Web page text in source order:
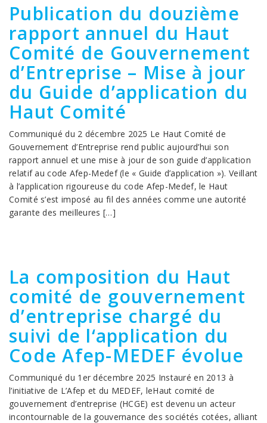
Publication du douzième
rapport annuel du Haut
Comité de Gouvernement
d’Entreprise – Mise à jour
du Guide d’application du
Haut Comité
Communiqué du 2 décembre 2025 Le Haut Comité de
Gouvernement d’Entreprise rend public aujourd’hui son
rapport annuel et une mise à jour de son guide d’application
relatif au code Afep-Medef (le « Guide d’application »). Veillant
à l’application rigoureuse du code Afep-Medef, le Haut
Comité s’est imposé au fil des années comme une autorité
garante des meilleures […]
La composition du Haut
comité de gouvernement
d’entreprise chargé du
suivi de l‘application du
Code Afep-MEDEF évolue
Communiqué du 1er décembre 2025 Instauré en 2013 à
l’initiative de L’Afep et du MEDEF, leHaut comité de
gouvernement d’entreprise (HCGE) est devenu un acteur
incontournable de la gouvernance des sociétés cotées, alliant